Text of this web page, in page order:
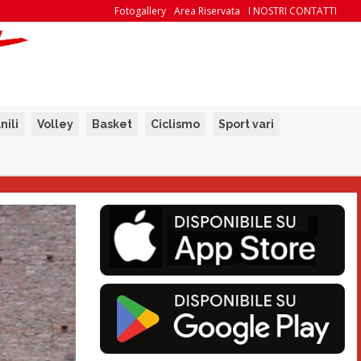
I NOSTRI CONTATTI
Area Riservata
Fotogallery
Volley Basket Ciclismo Sport vari